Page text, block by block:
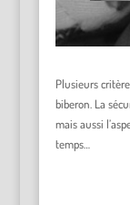
Plusieurs
biberon. La
mais aussi
temps…